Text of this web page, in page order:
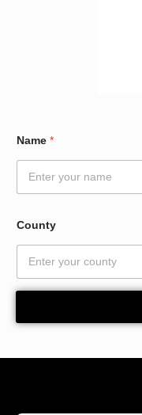
Name *
County